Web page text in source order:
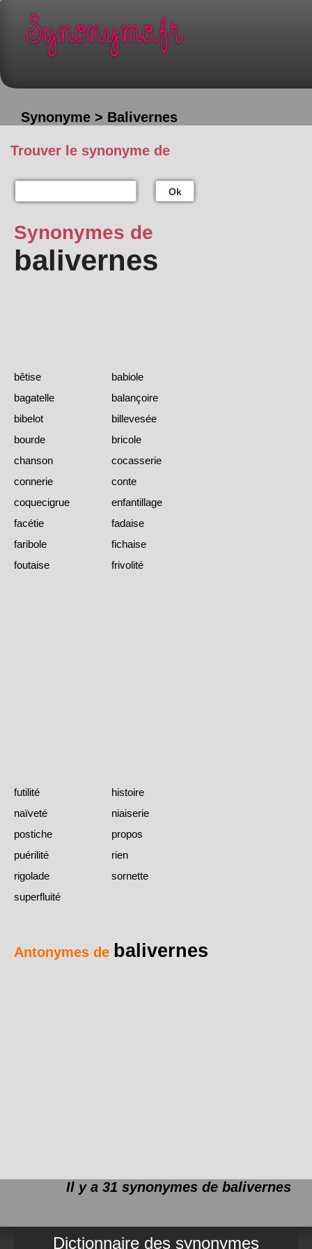
Synonyme > Balivernes
Trouver le synonyme de
Ok
Synonymes de
balivernes
bêtise
babiole
bagatelle
balançoire
bibelot
billevesée
bourde
bricole
chanson
cocasserie
connerie
conte
coquecigrue
enfantillage
facétie
fadaise
faribole
fichaise
foutaise
frivolité
futilité
histoire
naïveté
niaiserie
postiche
propos
puérilité
rien
rigolade
sornette
superfluité
Antonymes de balivernes
Il y a 31 synonymes de balivernes
Dictionnaire des synonymes